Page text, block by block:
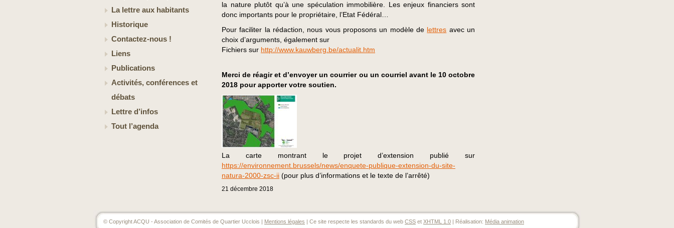
La lettre aux habitants
Historique
Contactez-nous !
Liens
Publications
Activités, conférences et
débats
Lettre d’infos
Tout l’agenda
la nature plutôt qu’à une spéculation immobilière. Les enjeux financiers sont
donc importants pour le propriétaire, l’Etat Fédéral…
Pour faciliter la rédaction, nous vous proposons un modèle de lettres avec un
choix d’arguments, également sur
Fichiers sur http://www.kauwberg.be/actualit.htm
Merci de réagir et d’envoyer un courrier ou un courriel avant le 10 octobre
2018 pour apporter votre soutien.
La carte montrant le projet d’extension publié sur
https://environnement.brussels/news/enquete-publique-extension-du-site-
natura-2000-zsc-ii (pour plus d’informations et le texte de l’arrêté)
21 décembre 2018
© Copyright ACQU - Association de Comités de Quartier Ucclois | Mentions légales | Ce site respecte les standards du web CSS et XHTML 1.0 | Réalisation: Média animation